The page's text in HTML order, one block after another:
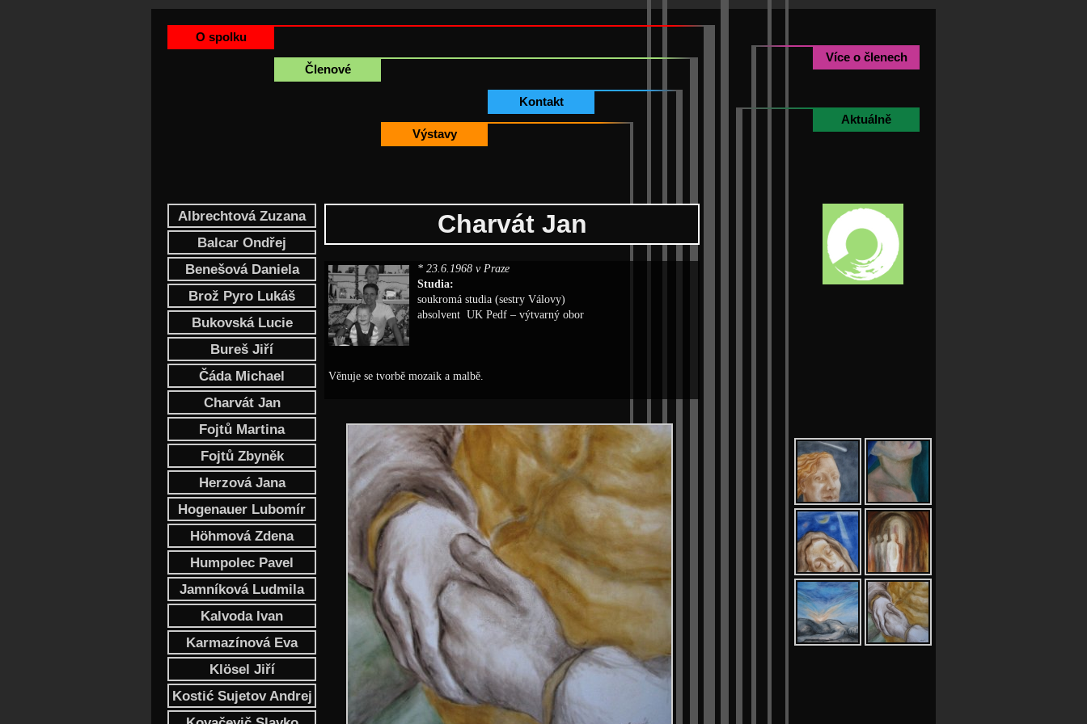
Aktuálně
O spolku
Členové
Výstavy
Kontakt
Více o členech
Albrechtová Zuzana
Balcar Ondřej
Benešová Daniela
Brož Pyro Lukáš
Bukovská Lucie
Bureš Jiří
Čáda Michael
Charvát Jan
Fojtů Martina
Fojtů Zbyněk
Herzová Jana
Hogenauer Lubomír
Höhmová Zdena
Humpolec Pavel
Jamníková Ludmila
Kalvoda Ivan
Karmazínová Eva
Klösel Jiří
Kostić Sujetov Andrej
Charvát Jan
* 23.6.1968 v Praze
Studia:
soukromá studia (sestry Válovy)
absolvent UK Pedf – výtvarný obor
Věnuje se tvorbě mozaik a malbě.